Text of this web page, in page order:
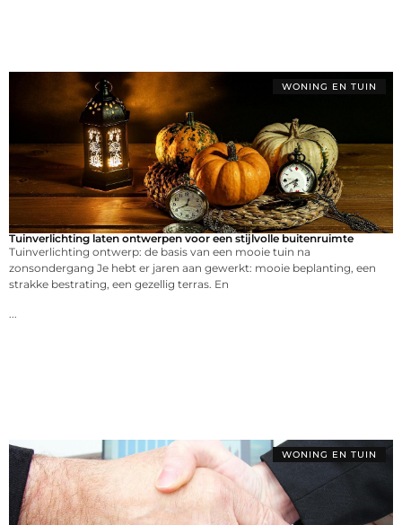
WONING EN TUIN
Tuinverlichting laten ontwerpen voor een stijlvolle buitenruimte
Tuinverlichting ontwerp: de basis van een mooie tuin na
zonsondergang Je hebt er jaren aan gewerkt: mooie beplanting, een
strakke bestrating, een gezellig terras. En
WONING EN TUIN